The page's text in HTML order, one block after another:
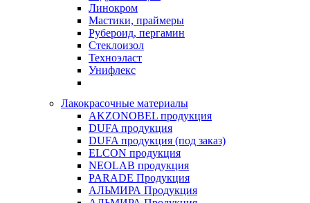
Линокром
Мастики, праймеры
Рубероид, пергамин
Стеклоизол
Техноэласт
Унифлекс
Лакокрасочные материалы
AKZONOBEL продукция
DUFA продукция
DUFA продукция (под заказ)
ELCON продукция
NEOLAB продукция
PARADE Продукция
АЛЬМИРА Продукция